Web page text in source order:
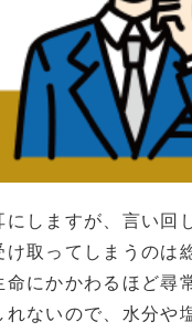
しますが、言い回
取ってしまうのは
にかかわるほど尋
ないので、水分や